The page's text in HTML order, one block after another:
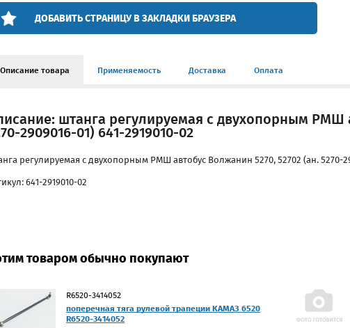
ДОБАВИТЬ СТРАНИЦУ В ЗАКЛАДКИ БРАУЗЕРА
Описание товара Применяемость Доставка Оплата
штанга регулируемая c двухопорным РМШ
2909016-01) 641-2919010-02
регулируемая c двухопорным РМШ автобус Волжанин 5270, 52702 (ан. 5270-
641-2919010-02
товаром обычно покупают
R6520-3414052
поперечная тяга рулевой трапеции КАМАЗ 6520
R6520-3414052